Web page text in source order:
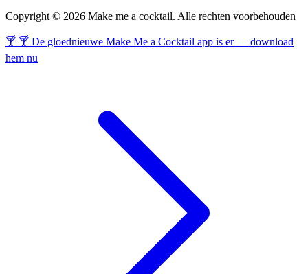
Copyright © 2026 Make me a cocktail. Alle rechten voorbehouden
🍸 🍸 De gloednieuwe Make Me a Cocktail app is er — download
hem nu